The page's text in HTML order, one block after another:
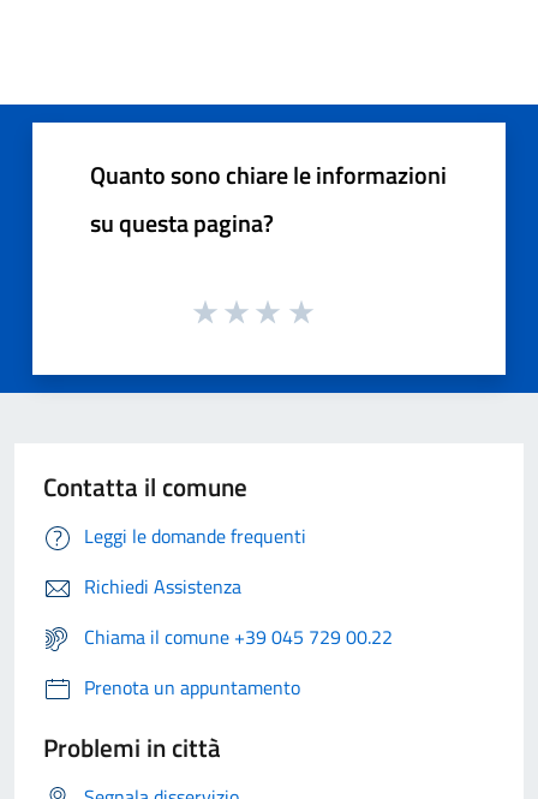
Quanto sono chiare le informazioni
su questa pagina?
Contatta il comune
Leggi le domande frequenti
Richiedi Assistenza
Chiama il comune +39 045 729 00.22
Prenota un appuntamento
Problemi in città